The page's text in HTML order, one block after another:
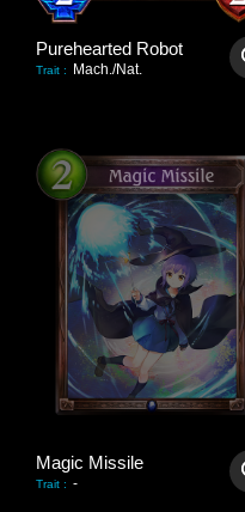
Purehearted Robot
Trait : Mach./Nat.
Magic Missile
Trait : -